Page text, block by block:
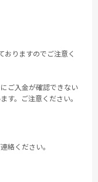
おりますのでご注意く
ご入金が確認できない
す。ご注意ください。
絡ください。